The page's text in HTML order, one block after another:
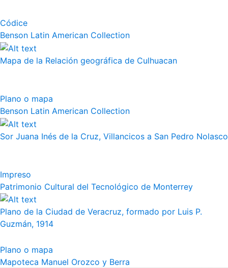
Códice
Benson Latin American Collection
Mapa de la Relación geográfica de Culhuacan
Plano o mapa
Benson Latin American Collection
Sor Juana Inés de la Cruz, Villancicos a San Pedro Nolasco
Impreso
Patrimonio Cultural del Tecnológico de Monterrey
Plano de la Ciudad de Veracruz, formado por Luis P.
Guzmán, 1914
Plano o mapa
Mapoteca Manuel Orozco y Berra